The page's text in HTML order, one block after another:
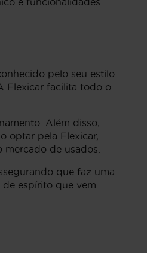
pelo seu estilo
Flexicar facilita todo o
Além disso,
optar pela Flexicar,
de usados.
que faz uma
de espírito que vem